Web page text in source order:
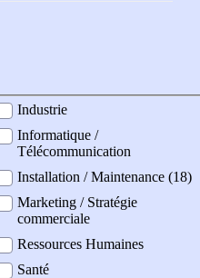
Industrie
Informatique /
Télécommunication
Installation / Maintenance (18)
Marketing / Stratégie
commerciale
Ressources Humaines
Santé